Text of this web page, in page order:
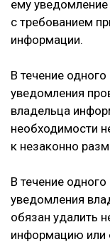
ему
с требованием
информации.
В течение
уведомления
владельца
необходимости
к незаконно
В течение
уведомления
обязан удалить
информацию или